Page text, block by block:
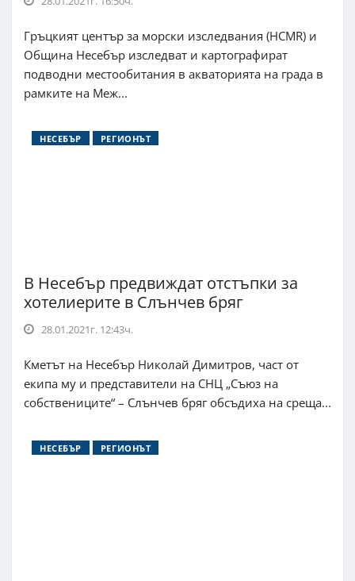
Гръцкият център за морски изследвания (HCMR) и
Община Несебър изследват и картографират
подводни местообитания в акваторията на града в
рамките на Меж...
НЕСЕБЪР РЕГИОНЪТ
В Несебър предвиждат отстъпки за
хотелиерите в Слънчев бряг
28.01.2021г. 12:43ч.
Кметът на Несебър Николай Димитров, част от
екипа му и представители на СНЦ „Съюз на
собствениците“ – Слънчев бряг обсъдиха на среща...
НЕСЕБЪР РЕГИОНЪТ